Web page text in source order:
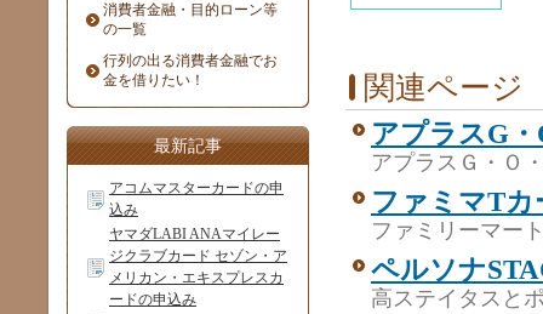
関連ページ
アプラスG
アプラスＧ・Ｏ
ファミマTカ
ファミリーマー
ペルソナ
高ステイタスと
消費者金融・目的ローン等
の一覧
行列の出る消費者金融でお
金を借りたい！
最新記事
アコムマスターカードの申
込み
ヤマダLABI ANAマイレー
ジクラブカード セゾン・ア
メリカン・エキスプレスカ
ードの申込み